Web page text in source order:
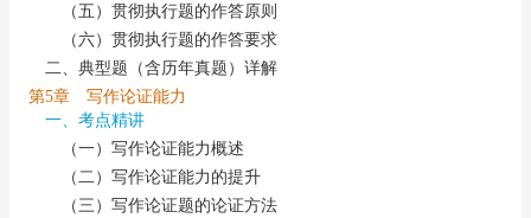
（五）贯彻执行题的作答原则
（六）贯彻执行题的作答要求
二、典型题（含历年真题）详解
第5章 写作论证能力
一、考点精讲
（一）写作论证能力概述
（二）写作论证能力的提升
（三）写作论证题的论证方法